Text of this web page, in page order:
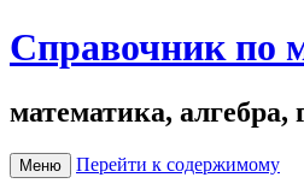
Справочник по
математика, алгебра,
Меню Перейти к содержимому